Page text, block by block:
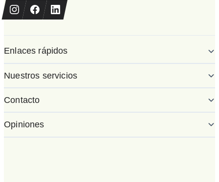
Enlaces rápidos
Nuestros servicios
Contacto
Opiniones